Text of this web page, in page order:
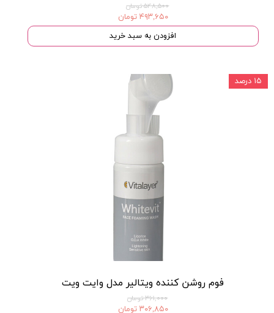
۵۴۸,۵۰۰ تومان
۴۹۳,۶۵۰ تومان
افزودن به سبد خرید
فوم روشن کننده ویتالیر مدل وایت ویت
۳۶۱,۰۰۰ تومان
۳۰۶,۸۵۰ تومان
۱۵ درصد